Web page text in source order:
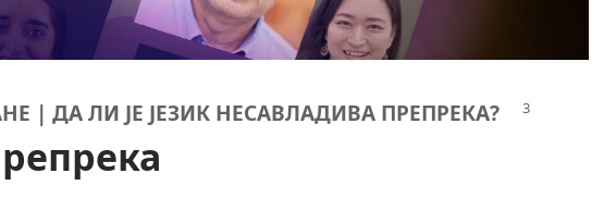
| ДА ЛИ ЈЕ ЈЕЗИК НЕСАВЛАДИВА ПРЕПРЕКА?